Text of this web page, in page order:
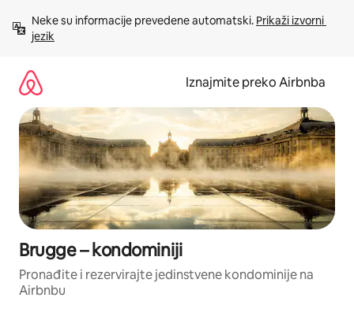
sadržaj
Neke su informacije prevedene automatski. Prikaži izvorni
jezik
Iznajmite preko Airbnba
Brugge – kondominiji
Pronađite i rezervirajte jedinstvene kondominije na
Airbnbu